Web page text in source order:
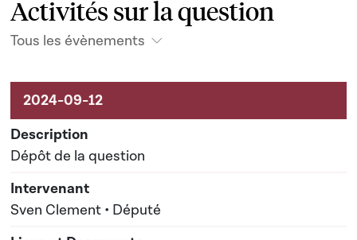
Activités sur la question
Tous les évènements
Activités sur le dossier
Dépôt de la question
Sven Clement • Député